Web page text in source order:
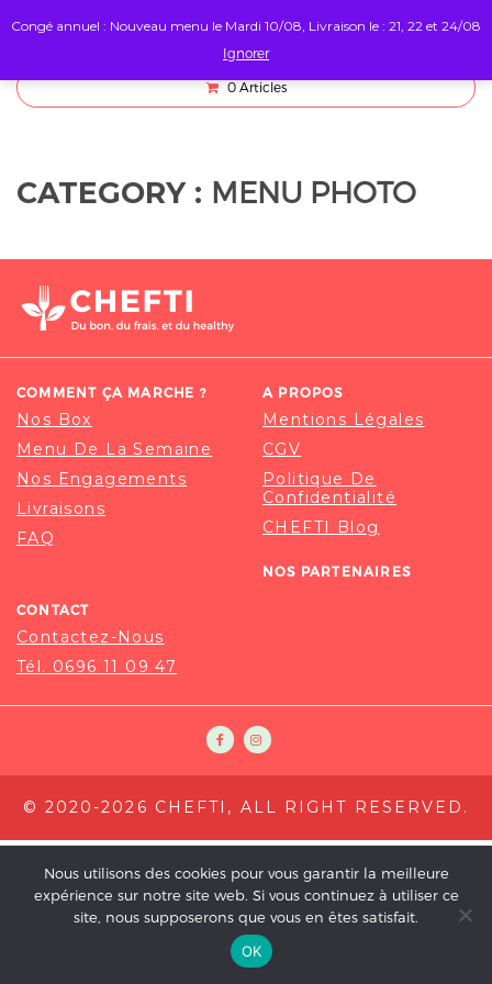
0 Articles
CATEGORY : MENU PHOTO
COMMENT ÇA MARCHE ?
Nos Box
Menu De La Semaine
Nos Engagements
Livraisons
FAQ
A PROPOS
Mentions Légales
CGV
Politique De
Confidentialité
CHEFTI Blog
NOS PARTENAIRES
CONTACT
Contactez-Nous
Tél. 0696 11 09 47
© 2020-2026 CHEFTI, ALL RIGHT RESERVED.
Congé annuel : Nouveau menu le Mardi 10/08, Livraison le : 21, 22 et 24/08
Ignorer
Nous utilisons des cookies pour vous garantir la meilleure
expérience sur notre site web. Si vous continuez à utiliser ce
site, nous supposerons que vous en êtes satisfait.
OK